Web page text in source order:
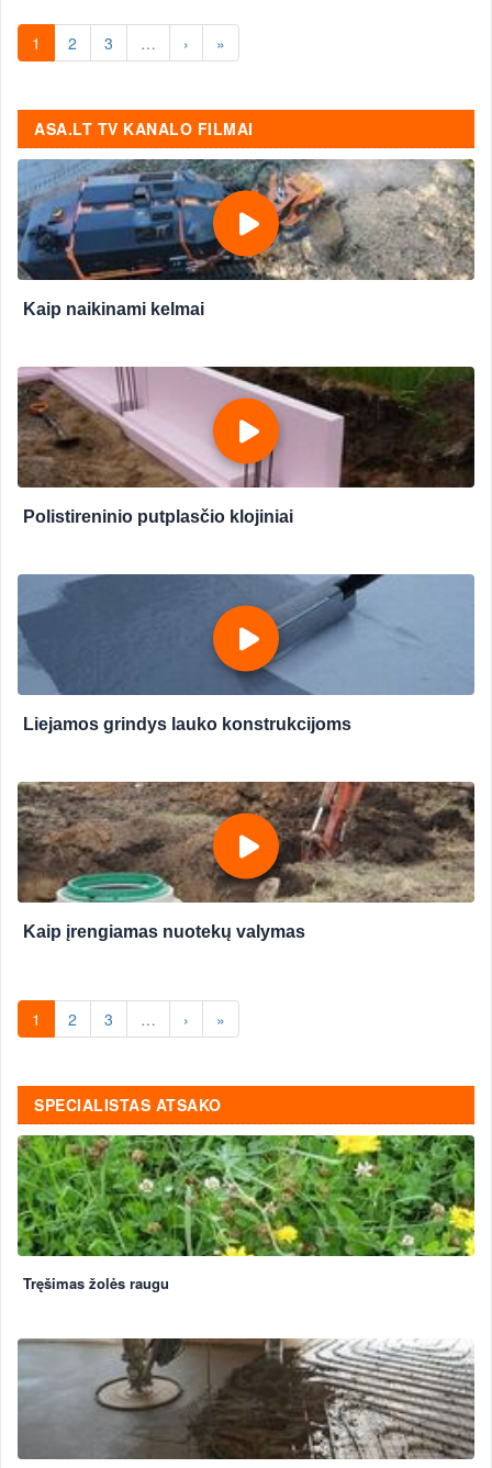
1 2 3 … › »
ASA.LT TV KANALO FILMAI
Kaip naikinami kelmai
Polistireninio putplasčio klojiniai
Liejamos grindys lauko konstrukcijoms
Kaip įrengiamas nuotekų valymas
1 2 3 … › »
SPECIALISTAS ATSAKO
Tręšimas žolės raugu